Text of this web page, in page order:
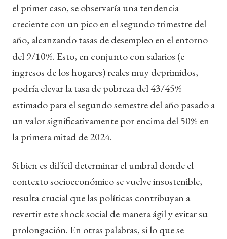
el primer caso, se observaría una tendencia
creciente con un pico en el segundo trimestre del
año, alcanzando tasas de desempleo en el entorno
del 9/10%. Esto, en conjunto con salarios (e
ingresos de los hogares) reales muy deprimidos,
podría elevar la tasa de pobreza del 43/45%
estimado para el segundo semestre del año pasado a
un valor significativamente por encima del 50% en
la primera mitad de 2024.
Si bien es difícil determinar el umbral donde el
contexto socioeconómico se vuelve insostenible,
resulta crucial que las políticas contribuyan a
revertir este shock social de manera ágil y evitar su
prolongación. En otras palabras, si lo que se